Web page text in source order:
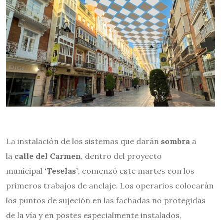
La instalación de los sistemas que darán sombra a
la calle del Carmen, dentro del proyecto
municipal ‘Teselas’, comenzó este martes con los
primeros trabajos de anclaje. Los operarios colocarán
los puntos de sujeción en las fachadas no protegidas
de la vía y en postes especialmente instalados,